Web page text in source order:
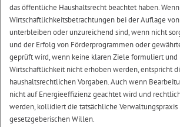
das öffentliche Haushaltsrecht beachtet haben. Wenn
Wirtschaftlichkeitsbetrachtungen bei der Auflage
unterbleiben oder unzureichend sind, wenn nicht
und der Erfolg von Förderprogrammen oder
geprüft wird, wenn keine klaren Ziele formuliert und
Wirtschaftlichkeit nicht erhoben werden, entspricht
haushaltsrechtlichen Vorgaben. Auch wenn
nicht auf Energieeffizienz geachtet wird und
werden, kollidiert die tatsächliche
gesetzgeberischen Willen.